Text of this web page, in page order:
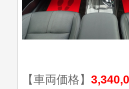
【車両価格】